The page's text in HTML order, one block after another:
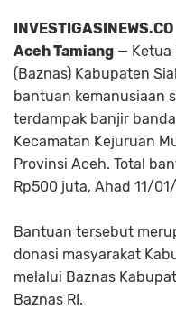
INVESTIGASINEWS.CO
Aceh Tamiang — Ketua
(Baznas) Kabupaten
bantuan kemanusiaan
terdampak banjir
Kecamatan Kejuruan
Provinsi Aceh. Total
Rp500 juta, Ahad 11/
Bantuan tersebut
donasi masyarakat
melalui Baznas
Baznas RI.